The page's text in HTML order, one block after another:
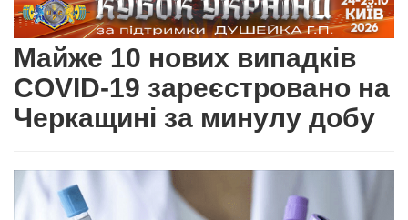
Майже 10 нових випадків
COVID-19 зареєстровано на
Черкащині за минулу добу